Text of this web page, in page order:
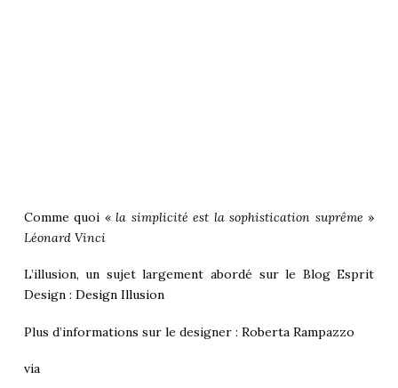
Comme quoi «la simplicité est la sophistication suprême »
Léonard Vinci
L’illusion, un sujet largement abordé sur le Blog Esprit
Design : Design Illusion
Plus d’informations sur le designer : Roberta Rampazzo
via